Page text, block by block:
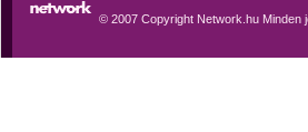
© 2007 Copyright Network.hu Minden